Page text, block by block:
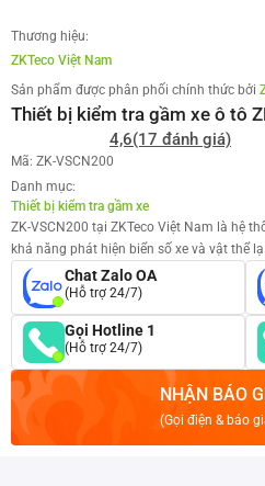
Thương hiệu:
ZKTeco Việt Nam
Sản phẩm được phân phối chính thức bởi
Thiết bị kiểm tra gầm xe ô tô
4,6(17 đánh giá)
Mã: ZK-VSCN200
Danh mục:
Thiết bị kiểm tra gầm xe
ZK-VSCN200 tại ZKTeco Việt Nam là hệ
khả năng phát hiện biển số xe và vật thể
Chat Zalo OA
(Hỗ trợ 24/7)
Gọi Hotline 1
(Hỗ trợ 24/7)
NHẬN BÁO
(Gọi điện & báo